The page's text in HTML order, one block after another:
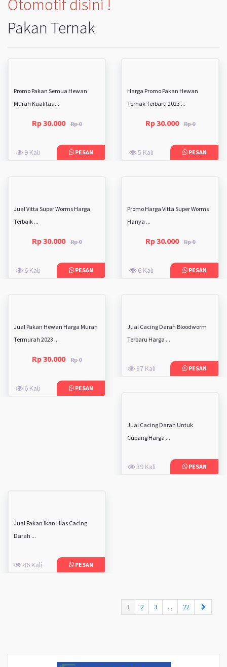
Otomotif disini !
Pakan Ternak
Promo Pakan Semua Hewan
Murah Kualitas ...
Rp 30.000 Rp 0
9 Kali PESAN
Harga Promo Pakan Hewan
Ternak Terbaru 2023 ...
Rp 30.000 Rp 0
5 Kali PESAN
Jual Vitta Super Worms Harga
Terbaik ...
Rp 30.000 Rp 0
6 Kali PESAN
Promo Harga Vitta Super Worms
Hanya ...
Rp 30.000 Rp 0
6 Kali PESAN
Jual Pakan Hewan Harga Murah
Termurah 2023 ...
Rp 30.000 Rp 0
6 Kali PESAN
Jual Cacing Darah Bloodworm
Terbaru Harga ...
87 Kali PESAN
Jual Cacing Darah Untuk
Cupang Harga ...
39 Kali PESAN
Jual Pakan Ikan Hias Cacing
Darah ...
46 Kali PESAN
1 (current)
2 3 ... 22